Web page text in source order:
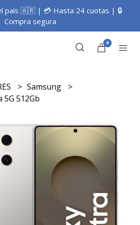
país 🇦🇷 | 💳 Hasta 24 cuotas | 🔒
Compra segura
0
Samsung
5G 512Gb